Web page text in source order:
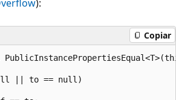
):
Copiar
|| to == null)